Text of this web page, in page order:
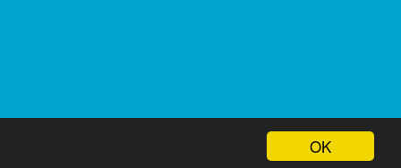
OK